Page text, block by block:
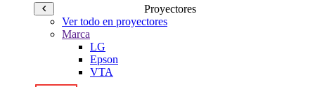
Proyectores
Ver todo en proyectores
Marca
LG
Epson
VTA